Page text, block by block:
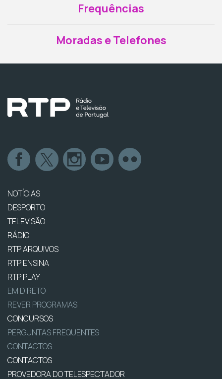
Frequências
Moradas e Telefones
NOTÍCIAS
DESPORTO
TELEVISÃO
RÁDIO
RTP ARQUIVOS
RTP ENSINA
RTP PLAY
EM DIRETO
REVER PROGRAMAS
CONCURSOS
PERGUNTAS FREQUENTES
CONTACTOS
CONTACTOS
PROVEDORA DO TELESPECTADOR